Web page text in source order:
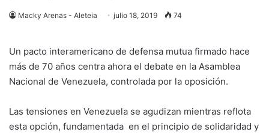
Macky Arenas - Aleteia julio 18, 2019 74
Un pacto interamericano de defensa mutua firmado hace
más de 70 años centra ahora el debate en la Asamblea
Nacional de Venezuela, controlada por la oposición.
Las tensiones en Venezuela se agudizan mientras reflota
esta opción, fundamentada en el principio de solidaridad y